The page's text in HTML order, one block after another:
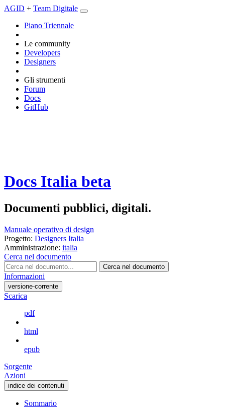
AGID + Team Digitale
Piano Triennale
Le community
Developers
Designers
Gli strumenti
Forum
Docs
GitHub
Docs Italia beta
Documenti pubblici, digitali.
Manuale operativo di design
Progetto: Designers Italia
Amministrazione: italia
Cerca nel documento
Cerca nel documento
Informazioni
versione-corrente
Scarica
pdf
html
epub
Sorgente
Azioni
indice dei contenuti
Sommario